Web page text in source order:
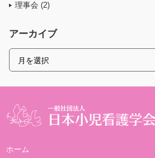
理事会 (2)
アーカイブ
ホーム